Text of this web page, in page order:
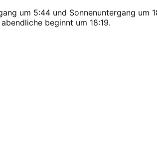
um 5:44 und Sonnenuntergang
beginnt um 18:19.